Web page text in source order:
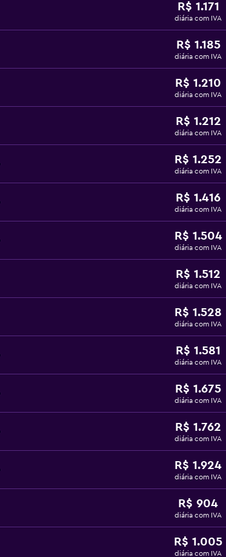
R$ 1.171
diária com IVA
R$ 1.185
diária com IVA
R$ 1.210
diária com IVA
R$ 1.212
diária com IVA
R$ 1.252
diária com IVA
R$ 1.416
diária com IVA
R$ 1.504
diária com IVA
R$ 1.512
diária com IVA
R$ 1.528
diária com IVA
R$ 1.581
diária com IVA
R$ 1.675
diária com IVA
R$ 1.762
diária com IVA
R$ 1.924
diária com IVA
R$ 904
diária com IVA
R$ 1.005
diária com IVA